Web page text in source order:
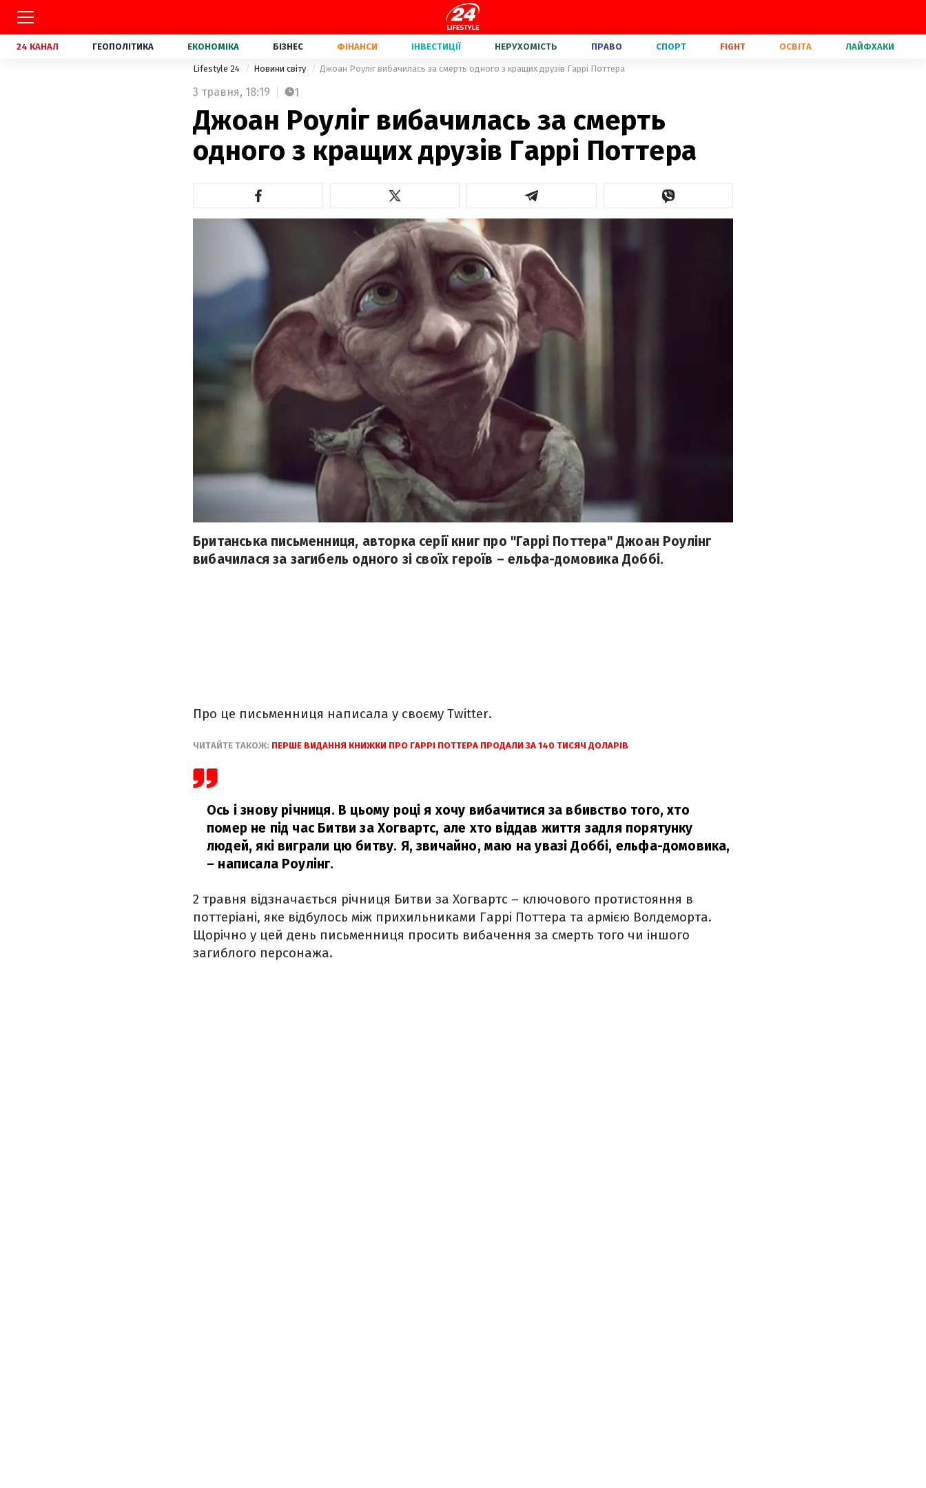
24 КАНАЛ ГЕОПОЛІТИКА ЕКОНОМІКА БІЗНЕС ФІНАНСИ ІНВЕСТИЦІЇ НЕРУХОМІСТЬ ПРАВО СПОРТ FIGHT ОСВІТА ЛАЙФХАКИ
Lifestyle 24 Новини світу Джоан Роуліг вибачилась за смерть одного з кращих друзів Гаррі Поттера
3 травня, 18:19 1
Джоан Роуліг вибачилась за смерть
одного з кращих друзів Гаррі Поттера
Британська письменниця, авторка серії книг про "Гаррі Поттера" Джоан Роулінг
вибачилася за загибель одного зі своїх героїв – ельфа-домовика Доббі.
Про це письменниця написала у своєму Twitter.
ЧИТАЙТЕ ТАКОЖ: ПЕРШЕ ВИДАННЯ КНИЖКИ ПРО ГАРРІ ПОТТЕРА ПРОДАЛИ ЗА 140 ТИСЯЧ ДОЛАРІВ
Ось і знову річниця. В цьому році я хочу вибачитися за вбивство того, хто
помер не під час Битви за Хогвартс, але хто віддав життя задля порятунку
людей, які виграли цю битву. Я, звичайно, маю на увазі Доббі, ельфа-домовика,
– написала Роулінг.
2 травня відзначається річниця Битви за Хогвартс – ключового протистояння в
поттеріані, яке відбулось між прихильниками Гаррі Поттера та армією Волдеморта.
Щорічно у цей день письменниця просить вибачення за смерть того чи іншого
загиблого персонажа.